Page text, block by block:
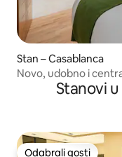
Stan – Casablanca
Novo, udobno i
Stanovi
Odabrali gosti